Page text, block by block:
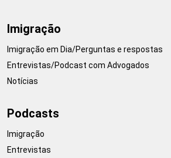
Imigração
Imigração em Dia/Perguntas e respostas
Entrevistas/Podcast com Advogados
Notícias
Podcasts
Imigração
Entrevistas